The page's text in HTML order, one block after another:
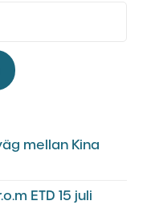
mellan Kina
ETD 15 juli